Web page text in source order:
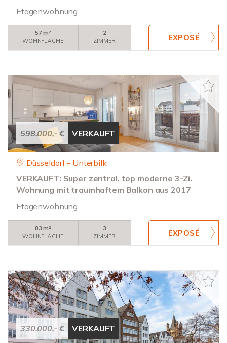
Etagenwohnung
57 m²
WOHNFLÄCHE
2
ZIMMER
598.000,- € VERKAUFT
Düsseldorf - Unterbilk
VERKAUFT: Super zentral, top moderne 3-Zi.
Wohnung mit traumhaftem Balkon aus 2017
Etagenwohnung
83 m²
WOHNFLÄCHE
3
ZIMMER
330.000,- € VERKAUFT